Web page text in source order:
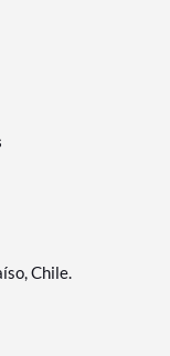
Chile.